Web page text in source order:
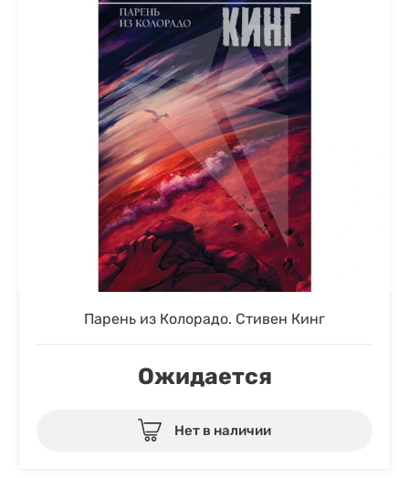
Парень из Колорадо. Стивен Кинг
Ожидается
Нет в наличии